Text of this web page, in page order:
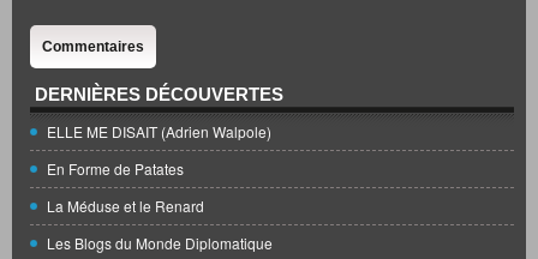
Commentaires
DERNIÈRES DÉCOUVERTES
ELLE ME DISAIT (Adrien Walpole)
En Forme de Patates
La Méduse et le Renard
Les Blogs du Monde Diplomatique